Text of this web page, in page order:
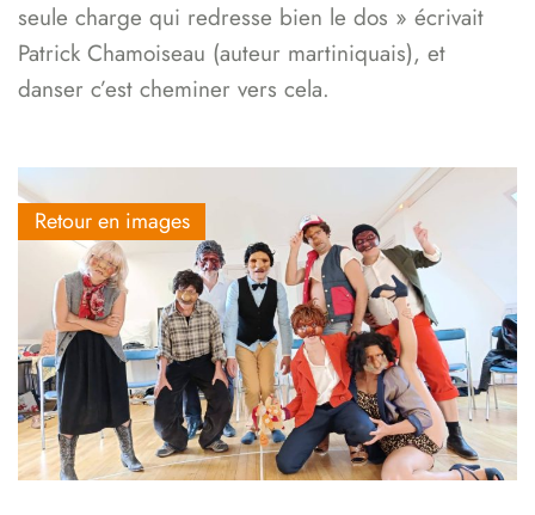
seule charge qui redresse bien le dos » écrivait
Patrick Chamoiseau (auteur martiniquais), et
danser c’est cheminer vers cela.
Retour en images